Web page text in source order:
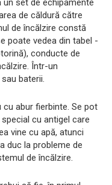
set de echipamente
de căldură către
de încălzire constă
poate vedea din tabel -
conducte de
Într-un
baterii.
abur fierbinte. Se pot
cu antigel care
vine cu apă, atunci
duc la probleme de
de încălzire.